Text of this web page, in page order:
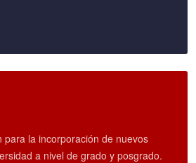
para la incorporación de nuevos
a nivel de grado y posgrado.